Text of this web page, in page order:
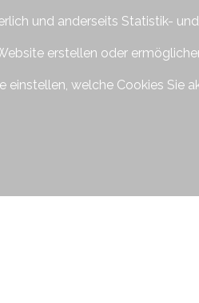
und anderseits Statistik-
erstellen oder
einstellen, welche Cookies Sie